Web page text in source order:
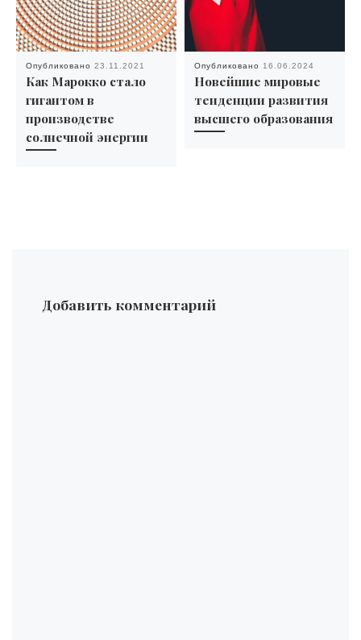
Опубликовано 23.11.2021
Как Марокко стало
гигантом в
производстве
солнечной энергии
Опубликовано 16.06.2024
Новейшие мировые
тенденции развития
высшего образования
Добавить комментарий